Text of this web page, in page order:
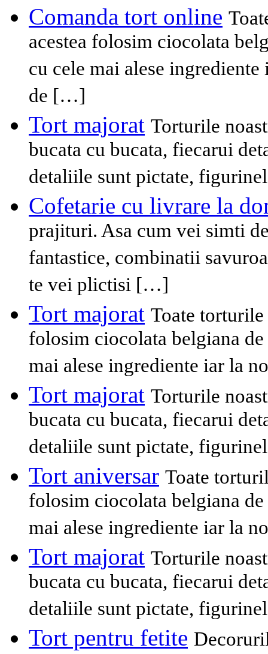
Comanda tort online
acestea folosim ciocolata
cu cele mai alese
de […]
Tort majorat Torturile
bucata cu bucata, fiecarui
detaliile sunt pictate,
Cofetarie cu livrare la
prajituri. Asa cum vei simti
fantastice, combinatii
te vei plictisi […]
Tort majorat Toate torturile
folosim ciocolata belgiana
mai alese ingrediente iar la
Tort majorat Torturile
bucata cu bucata, fiecarui
detaliile sunt pictate,
Tort aniversar Toate
folosim ciocolata belgiana
mai alese ingrediente iar la
Tort majorat Torturile
bucata cu bucata, fiecarui
detaliile sunt pictate,
Tort pentru fetite